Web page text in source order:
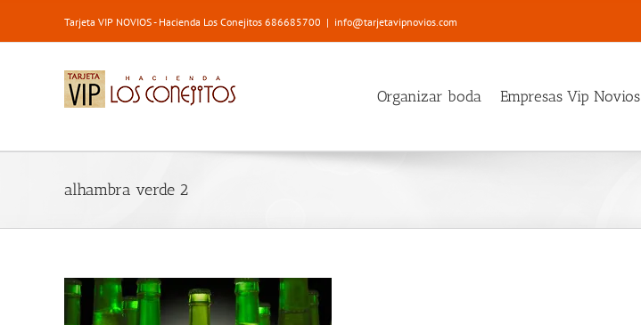
Tarjeta VIP NOVIOS - Hacienda Los Conejitos 686685700 | info@tarjetavipnovios.com
Organizar boda Empresas Vip Novios
alhambra verde 2